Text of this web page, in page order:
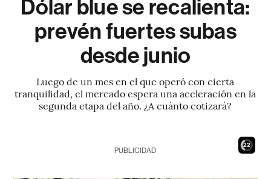
Dólar blue se recalienta:
prevén fuertes subas
desde junio
Luego de un mes en el que operó con cierta
tranquilidad, el mercado espera una aceleración en la
segunda etapa del año. ¿A cuánto cotizará?
21
PUBLICIDAD